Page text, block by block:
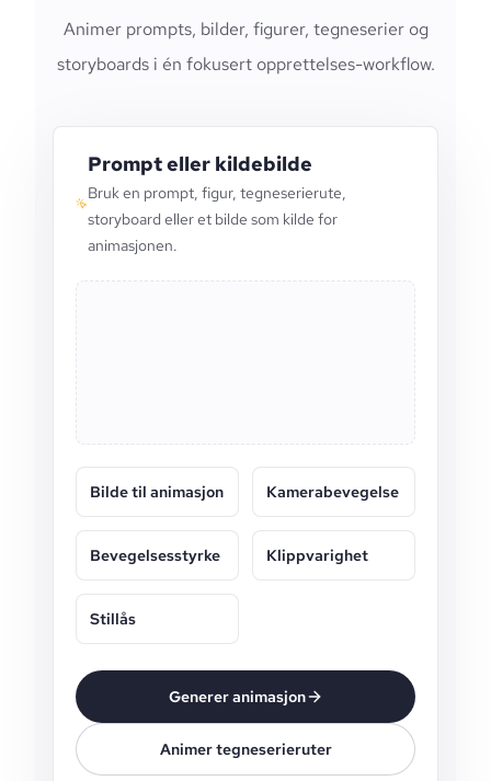
Animer prompts, bilder, figurer, tegneserier og
storyboards i én fokusert opprettelses-workflow.
Prompt eller kildebilde
Bruk en prompt, figur, tegneserierute,
storyboard eller et bilde som kilde for
animasjonen.
Bilde til animasjon Kamerabevegelse
Bevegelsesstyrke Klippvarighet
Stillås
Generer animasjon
Animer tegneserieruter